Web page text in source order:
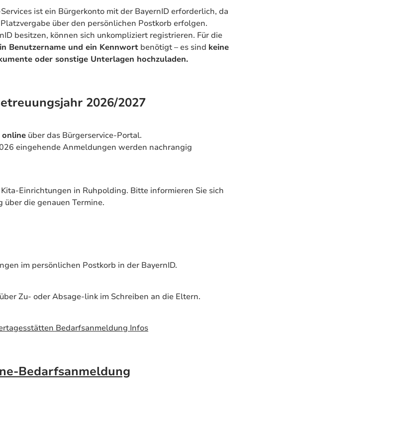
ist ein Bürgerkonto mit der BayernID erforderlich, da
über den persönlichen Postkorb erfolgen.
besitzen, können sich unkompliziert registrieren. Für die
Benutzername und ein Kennwort benötigt – es sind keine
oder sonstige Unterlagen hochzuladen.
2026/2027
über das Bürgerservice-Portal.
eingehende Anmeldungen werden nachrangig
Einrichtungen in Ruhpolding. Bitte informieren Sie sich
die genauen Termine.
im persönlichen Postkorb in der BayernID.
Zu- oder Absage-link im Schreiben an die Eltern.
Bedarfsanmeldung Infos
Bedarfsanmeldung